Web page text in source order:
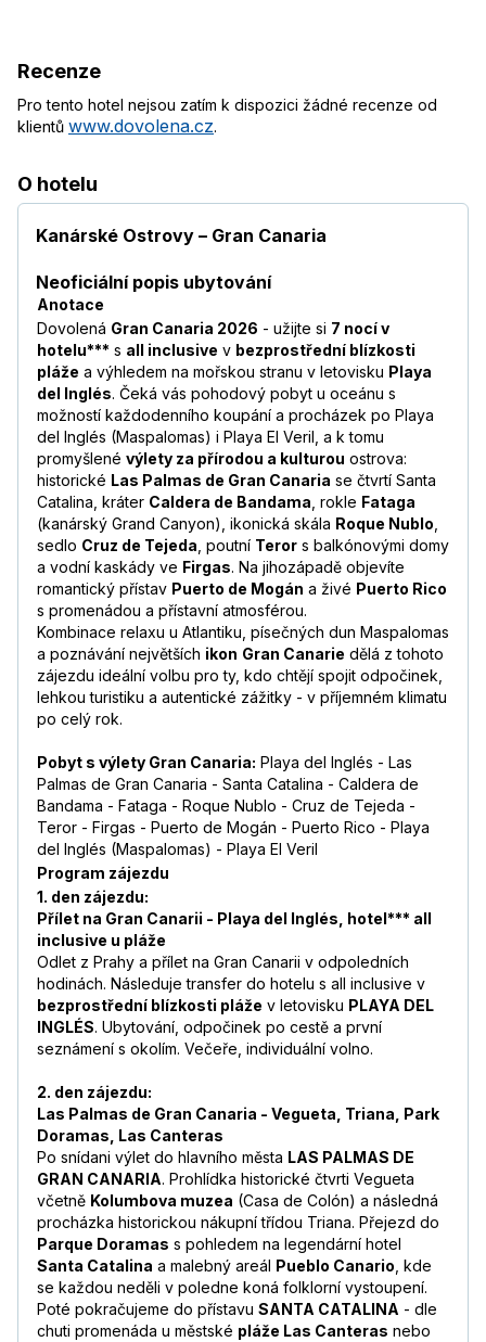
Recenze
Pro tento hotel nejsou zatím k dispozici žádné recenze od
klientů www.dovolena.cz.
O hotelu
Kanárské Ostrovy – Gran Canaria
Neoficiální popis ubytování
Anotace
Dovolená Gran Canaria 2026 - užijte si 7 nocí v
hotelu*** s all inclusive v bezprostřední blízkosti
pláže a výhledem na mořskou stranu v letovisku Playa
del Inglés. Čeká vás pohodový pobyt u oceánu s
možností každodenního koupání a procházek po Playa
del Inglés (Maspalomas) i Playa El Veril, a k tomu
promyšlené výlety za přírodou a kulturou ostrova:
historické Las Palmas de Gran Canaria se čtvrtí Santa
Catalina, kráter Caldera de Bandama , rokle Fataga
(kanárský Grand Canyon), ikonická skála Roque Nublo
sedlo Cruz de Tejeda , poutní Teror s balkónovými domy
a vodní kaskády ve Firgas. Na jihozápadě objevíte
romantický přístav Puerto de Mogán a živé Puerto Rico
s promenádou a přístavní atmosférou.
Kombinace relaxu u Atlantiku, písečných dun Maspalomas
a poznávání největších ikon Gran Canarie dělá z tohoto
zájezdu ideální volbu pro ty, kdo chtějí spojit odpočinek,
lehkou turistiku a autentické zážitky - v příjemném klimatu
po celý rok.
Pobyt s výlety Gran Canaria: Playa del Inglés - Las
Palmas de Gran Canaria - Santa Catalina - Caldera de
Bandama - Fataga - Roque Nublo - Cruz de Tejeda -
Teror - Firgas - Puerto de Mogán - Puerto Rico - Playa
del Inglés (Maspalomas) - Playa El Veril
Program zájezdu
1. den zájezdu:
Přílet na Gran Canarii - Playa del Inglés, hotel*** all
inclusive u pláže
Odlet z Prahy a přílet na Gran Canarii v odpoledních
hodinách. Následuje transfer do hotelu s all inclusive v
bezprostřední blízkosti pláže v letovisku PLAYA DEL
INGLÉS. Ubytování, odpočinek po cestě a první
seznámení s okolím. Večeře, individuální volno.
2. den zájezdu:
Las Palmas de Gran Canaria - Vegueta, Triana, Park
Doramas, Las Canteras
Po snídani výlet do hlavního města LAS PALMAS DE
GRAN CANARIA. Prohlídka historické čtvrti Vegueta
včetně Kolumbova muzea (Casa de Colón) a následná
procházka historickou nákupní třídou Triana. Přejezd do
Parque Doramas s pohledem na legendární hotel
Santa Catalina a malebný areál Pueblo Canario , kde
se každou neděli v poledne koná folklorní vystoupení.
Poté pokračujeme do přístavu SANTA CATALINA - dle
chuti promenáda u městské pláže Las Canteras nebo